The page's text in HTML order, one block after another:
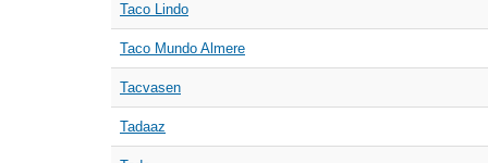
Taco Lindo
Taco Mundo Almere
Tacvasen
Tadaaz